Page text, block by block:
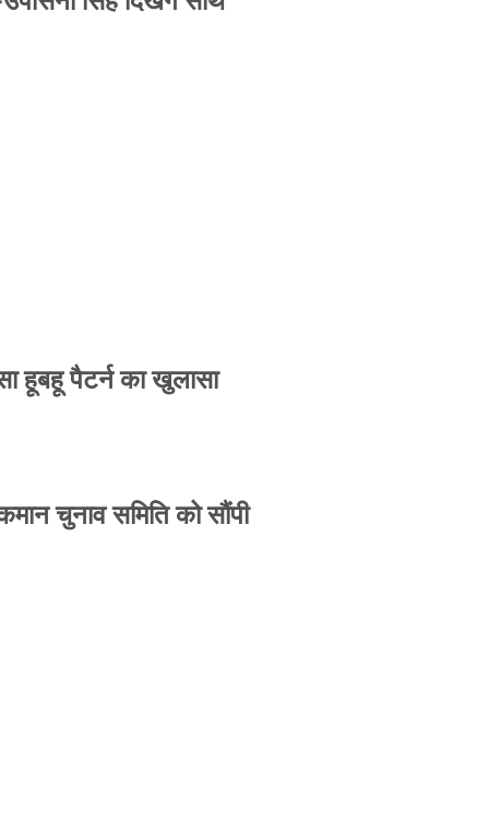
हूबहू पैटर्न का खुलासा
चुनाव समिति को सौंपी